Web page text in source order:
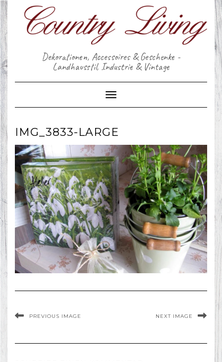
Skip
to
content
Dekorationen, Accessoires & Geschenke -
Landhausstil, Industrie & Vintage
Toggle Navigation
IMG_3833-LARGE
PREVIOUS IMAGE NEXT IMAGE